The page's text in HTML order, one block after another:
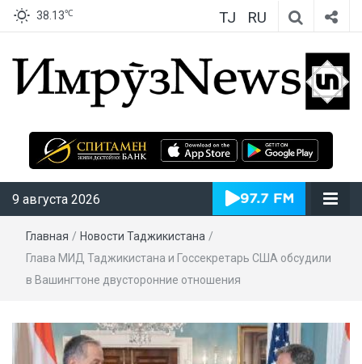
38.13℃ TJ RU
ИмрӯзNews
9 августа 2026
Главная / Новости Таджикистана /
Глава МИД Таджикистана и Госсекретарь США обсудили
в Вашингтоне двусторонние отношения